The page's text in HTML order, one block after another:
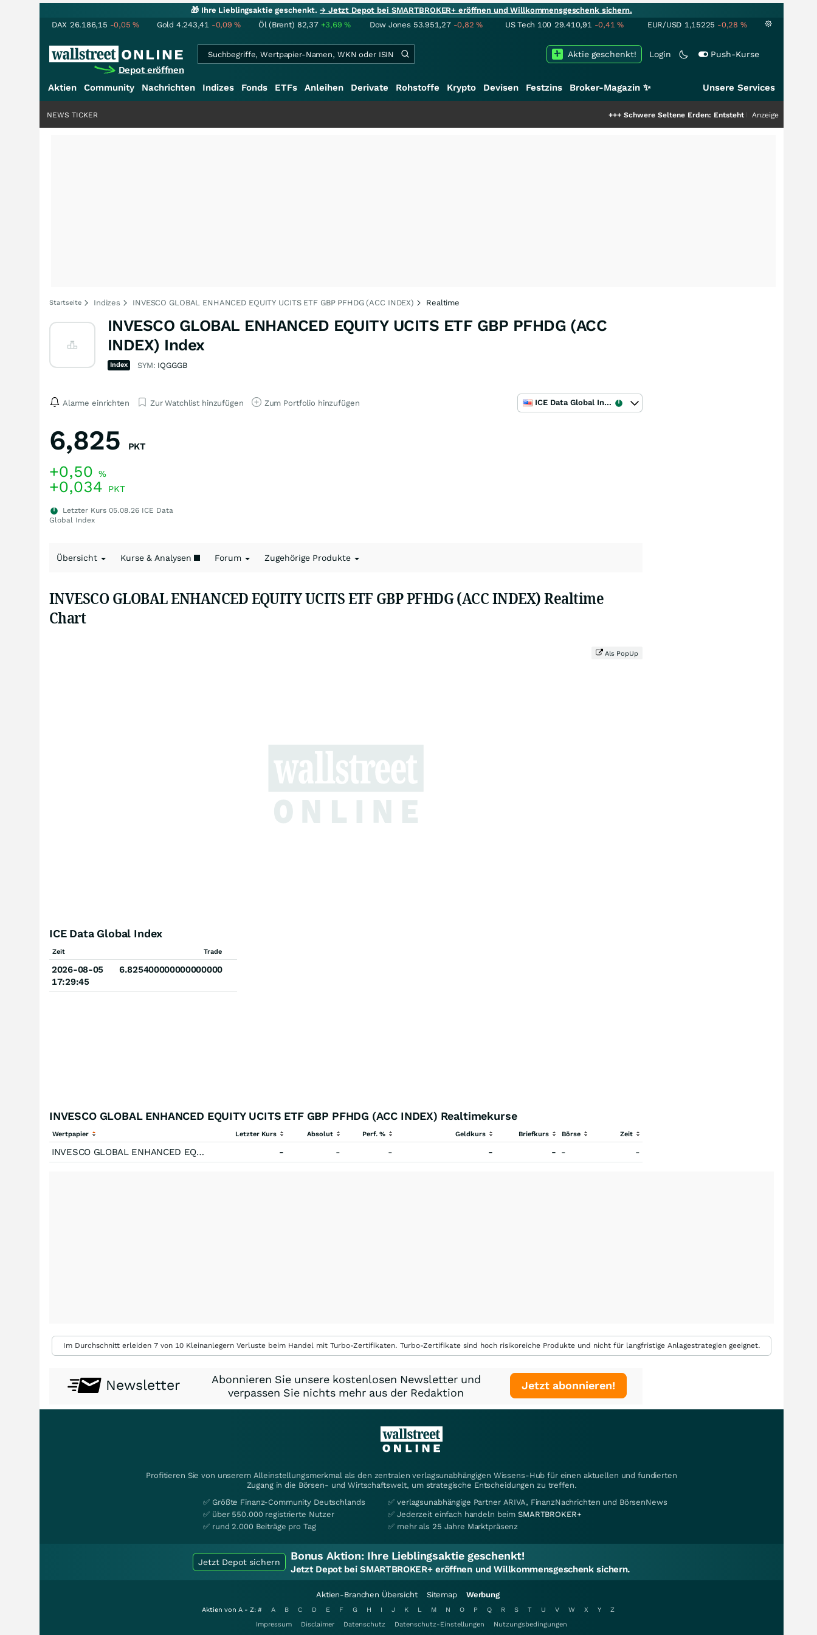
🎁 Ihre Lieblingsaktie geschenkt.→ Jetzt Depot bei SMARTBROKER+ eröffnen und Willkommensgeschenk sichern.
DAX 26.186,15 -0,05% Gold 4.243,41 -0,09% Öl (Brent) 82,37 +3,69% Dow Jones 53.951,27 -0,82% US Tech 100 29.410,91 -0,41% EUR/USD 1,15225 -0,28 %
Depot eröffnen
Login Push-Kurse
Aktie geschenkt!
Aktien Community Nachrichten Indizes Fonds ETFs Anleihen Derivate Rohstoffe Krypto Devisen Festzins Broker-Magazin ✨ Unsere Services
Schwere Seltene Erden: Entsteht hier die nächste
Anzeige
NEWS TICKER
Startseite Indizes INVESCO GLOBAL ENHANCED EQUITY UCITS ETF GBP PFHDG (ACC INDEX) Realtime
INVESCO GLOBAL ENHANCED EQUITY UCITS ETF GBP PFHDG (ACC
INDEX) Index
Index SYM: IQGGGB
Alarme einrichten Zur Watchlist hinzufügen Zum Portfolio hinzufügen ICE Data Global Index
6,825 PKT
+0,50 %
+0,034 PKT
Letzter Kurs 05.08.26 ICE Data
Global Index
Übersicht Kurse & Analysen Forum Zugehörige Produkte
INVESCO GLOBAL ENHANCED EQUITY UCITS ETF GBP PFHDG (ACC INDEX) Realtime
Chart
Als PopUp
ICE Data Global Index
Zeit Trade
2026-08-05
17:29:45
6.825400000000000000
INVESCO GLOBAL ENHANCED EQUITY UCITS ETF GBP PFHDG (ACC INDEX) Realtimekurse
Wertpapier Letzter Kurs Absolut Perf. % Geldkurs Briefkurs Börse Zeit
INVESCO GLOBAL ENHANCED EQUITY UCITS ETF GBP PFHDG (ACC INDEX) - - - - - - -
Im Durchschnitt erleiden 7 von 10 Kleinanlegern Verluste beim Handel mit Turbo-Zertifikaten. Turbo-Zertifikate sind hoch risikoreiche Produkte und nicht für langfristige Anlagestrategien geeignet.
Newsletter
Abonnieren Sie unsere kostenlosen Newsletter und
verpassen Sie nichts mehr aus der Redaktion
Jetzt abonnieren!
Profitieren Sie von unserem Alleinstellungsmerkmal als den zentralen verlagsunabhängigen Wissens-Hub für einen aktuellen und fundierten
Zugang in die Börsen- und Wirtschaftswelt, um strategische Entscheidungen zu treffen.
✅ Größte Finanz-Community Deutschlands
✅ über 550.000 registrierte Nutzer
✅ rund 2.000 Beiträge pro Tag
✅ verlagsunabhängige Partner ARIVA, FinanzNachrichten und BörsenNews
✅ Jederzeit einfach handeln beimSMARTBROKER+
✅ mehr als 25 Jahre Marktpräsenz
Jetzt Depot sichern Bonus Aktion: Ihre Lieblingsaktie geschenkt!
Jetzt Depot bei SMARTBROKER+ eröffnen und Willkommensgeschenk sichern.
Aktien-Branchen Übersicht Sitemap Werbung
Aktien von A - Z: # A B C D E F G H I J K L M N O P Q R S T U V W X Y
Z
Impressum
Disclaimer Datenschutz Datenschutz-Einstellungen Nutzungsbedingungen